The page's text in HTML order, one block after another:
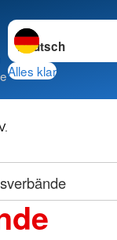
Sprache wechseln
Alles klar